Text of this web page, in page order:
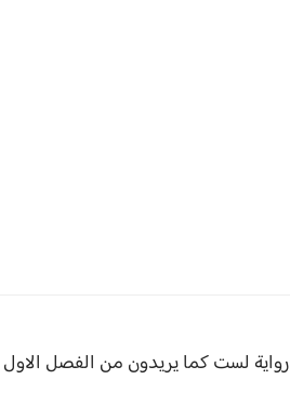
رواية لست كما يريدون من الفصل